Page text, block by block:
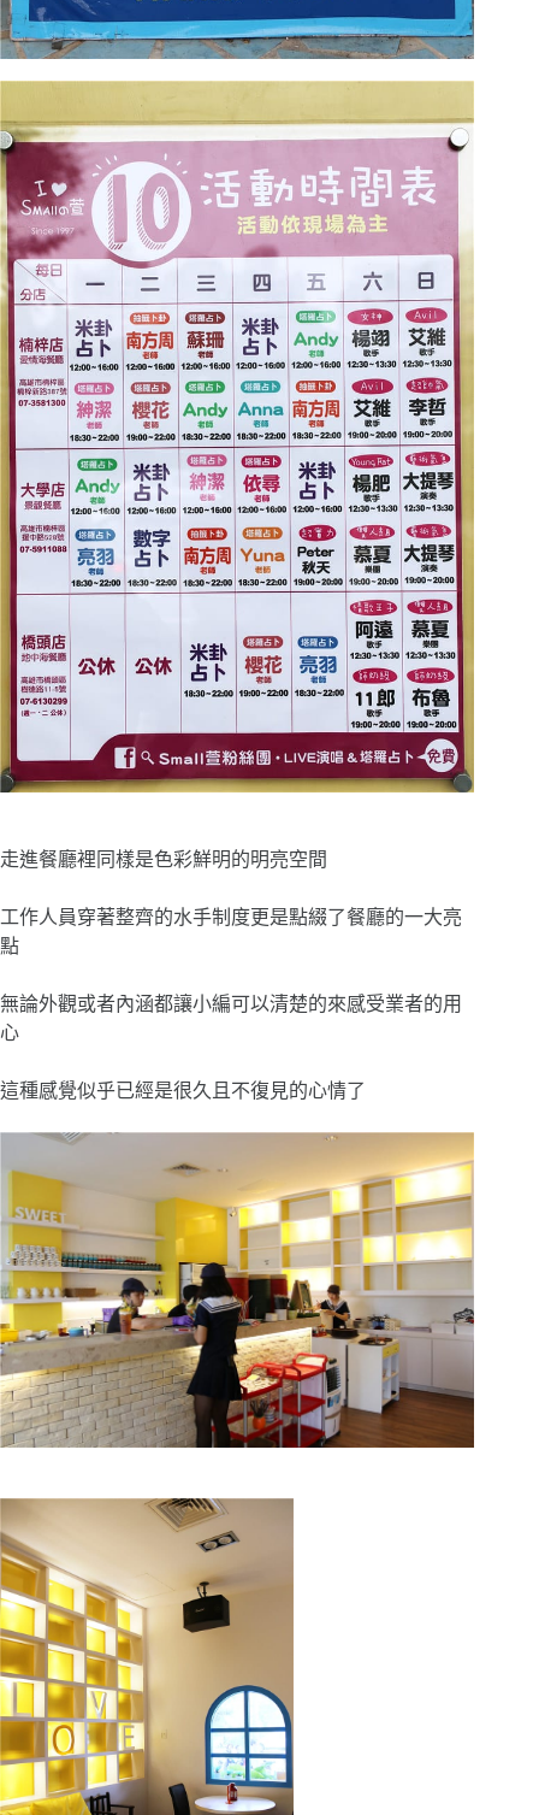
走進餐廳裡同樣是色彩鮮明的明亮空間
工作人員穿著整齊的水手制度更是點綴了餐廳的一大亮
點
無論外觀或者內涵都讓小編可以清楚的來感受業者的用
心
這種感覺似乎已經是很久且不復見的心情了